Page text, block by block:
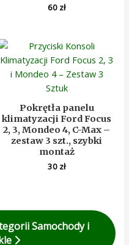
60 zł
Pokrętła panelu
klimatyzacji Ford Focus
2, 3, Mondeo 4, C-Max –
zestaw 3 szt., szybki
montaż
30 zł
Samochody i